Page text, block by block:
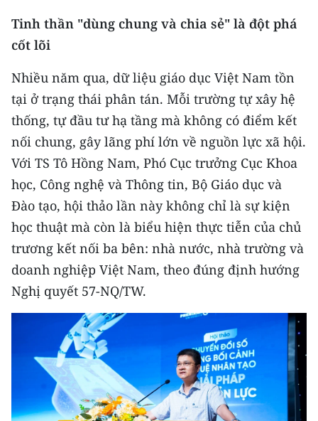
Tinh thần "dùng chung và chia sẻ" là đột phá
cốt lõi
Nhiều năm qua, dữ liệu giáo dục Việt Nam tồn
tại ở trạng thái phân tán. Mỗi trường tự xây hệ
thống, tự đầu tư hạ tầng mà không có điểm kết
nối chung, gây lãng phí lớn về nguồn lực xã hội.
Với TS Tô Hồng Nam, Phó Cục trưởng Cục Khoa
học, Công nghệ và Thông tin, Bộ Giáo dục và
Đào tạo, hội thảo lần này không chỉ là sự kiện
học thuật mà còn là biểu hiện thực tiễn của chủ
trương kết nối ba bên: nhà nước, nhà trường và
doanh nghiệp Việt Nam, theo đúng định hướng
Nghị quyết 57-NQ/TW.